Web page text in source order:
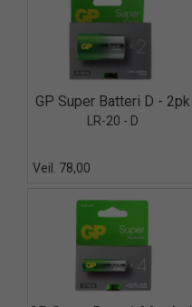
Quick View+
GP Super Batteri D - 2pk
LR-20 - D
Veil. 78,00